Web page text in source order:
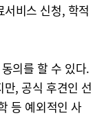
비스 신청, 학적
의를 할 수 있다.
, 공식 후견인 선
등 예외적인 사